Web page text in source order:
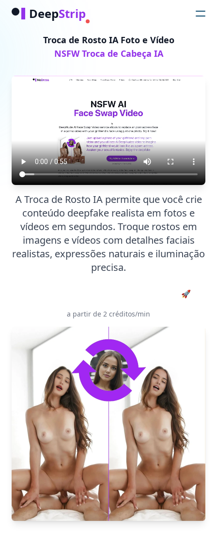
DeepStrip
Troca de Rosto IA Foto e Vídeo
NSFW Troca de Cabeça IA
A Troca de Rosto IA permite que você crie
conteúdo deepfake realista em fotos e
vídeos em segundos. Troque rostos em
imagens e vídeos com detalhes faciais
realistas, expressões naturais e iluminação
precisa.
Experimente Troca de Rosto e Cabeça IA 🚀
a partir de 2 créditos/min